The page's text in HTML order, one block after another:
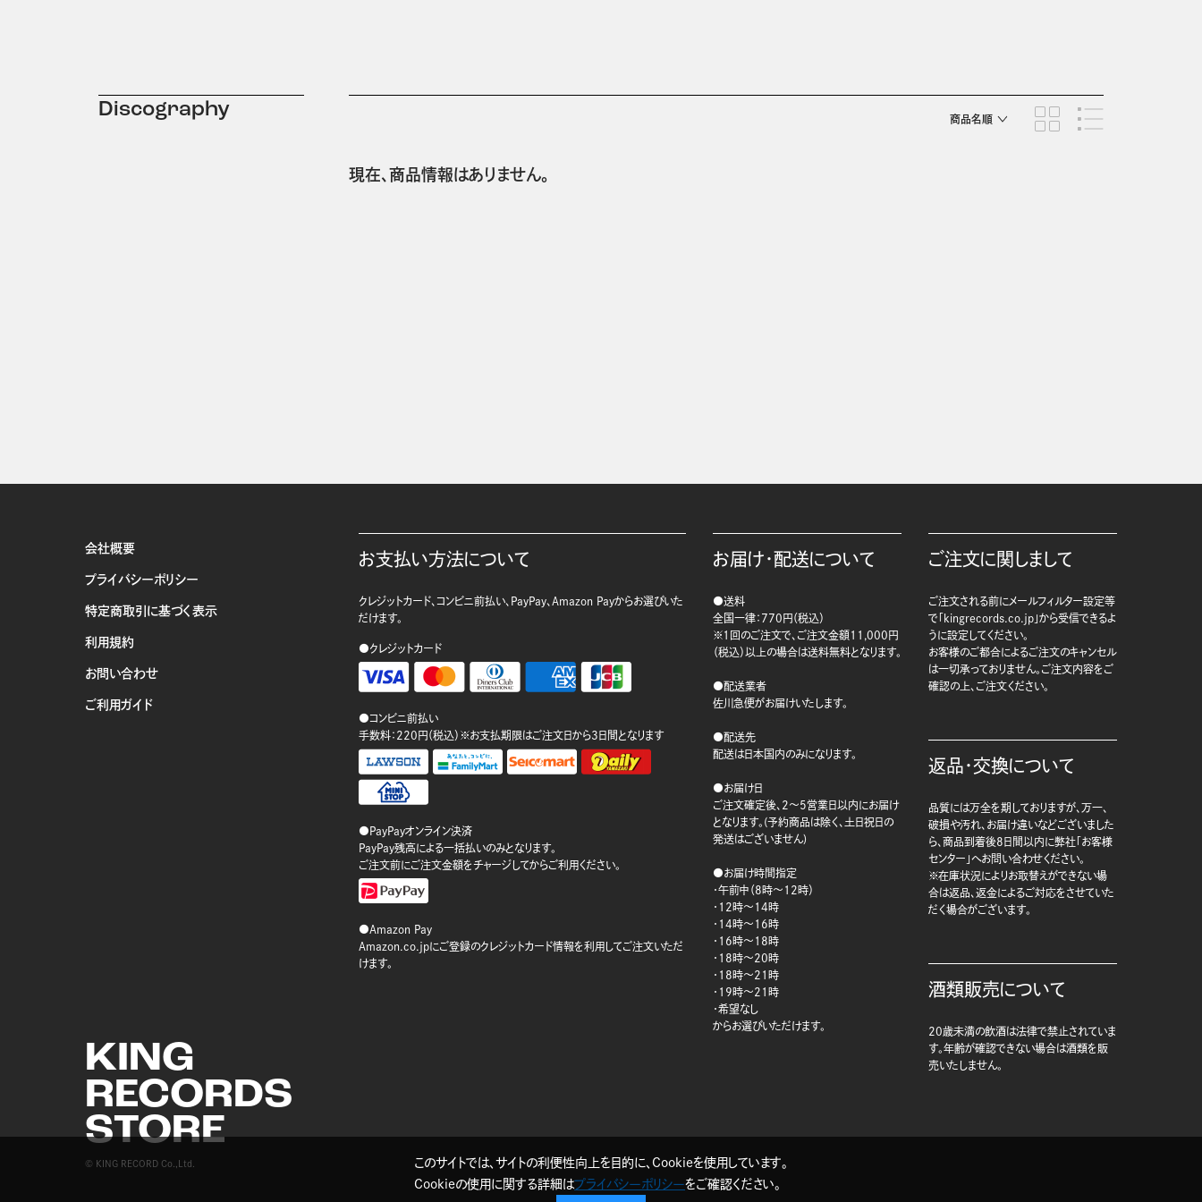
Discography 商品名順
現在、商品情報はありません。
会社概要
プライバシーポリシー
特定商取引に基づく表示
利用規約
お問い合わせ
ご利用ガイド
KING
RECORDS
STORE
© KING RECORD Co.,Ltd.
お支払い方法について
クレジットカード、コンビニ前払い、PayPay、Amazon Payからお選びいた
だけます。
●クレジットカード
●コンビニ前払い
手数料：220円（税込）※お支払期限はご注文日から3日間となります
●PayPayオンライン決済
PayPay残高による一括払いのみとなります。
ご注文前にご注文金額をチャージしてからご利用ください。
●Amazon Pay
Amazon.co.jpにご登録のクレジットカード情報を利用してご注文いただ
けます。
お届け・配送について
●送料
全国一律：770円（税込）
※1回のご注文で、ご注文金額11,000円
（税込）以上の場合は送料無料となります。
●配送業者
佐川急便がお届けいたします。
●配送先
配送は日本国内のみになります。
●お届け日
ご注文確定後、2～5営業日以内にお届け
となります。(予約商品は除く、土日祝日の
発送はございません)
●お届け時間指定
・午前中（8時～12時）
・12時～14時
・14時～16時
・16時～18時
・18時～20時
・18時～21時
・19時～21時
・希望なし
からお選びいただけます。
ご注文に関しまして
ご注文される前にメールフィルター設定等
で「kingrecords.co.jp」から受信できるよ
うに設定してください。
お客様のご都合によるご注文のキャンセル
は一切承っておりません。ご注文内容をご
確認の上、ご注文ください。
返品・交換について
品質には万全を期しておりますが、万一、
破損や汚れ、お届け違いなどございました
ら、商品到着後8日間以内に弊社「お客様
センター」へお問い合わせください。
※在庫状況によりお取替えができない場
合は返品、返金によるご対応をさせていた
だく場合がございます。
酒類販売について
20歳未満の飲酒は法律で禁止されていま
す。年齢が確認できない場合は酒類を販
売いたしません。
このサイトでは、サイトの利便性向上を目的に、Cookieを使用しています。
Cookieの使用に関する詳細はプライバシーポリシーをご確認ください。